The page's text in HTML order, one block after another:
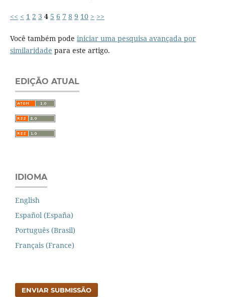
<< < 1 2 3 4 5 6 7 8 9 10 > >>
Você também pode iniciar uma pesquisa avançada por
similaridade para este artigo.
EDIÇÃO ATUAL
IDIOMA
English
Español (España)
Português (Brasil)
Français (France)
ENVIAR SUBMISSÃO